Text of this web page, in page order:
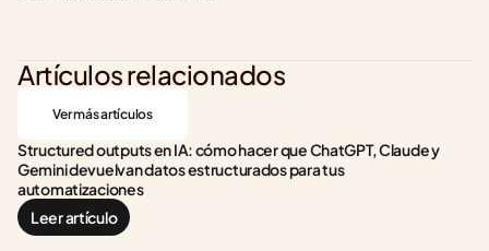
Artículos relacionados
Ver más artículos
Structured outputs en IA: cómo hacer que ChatGPT, Claude y
Gemini devuelvan datos estructurados para tus
automatizaciones
Leer artículo